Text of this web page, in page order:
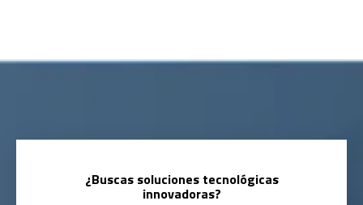
¿Buscas soluciones tecnológicas
innovadoras?